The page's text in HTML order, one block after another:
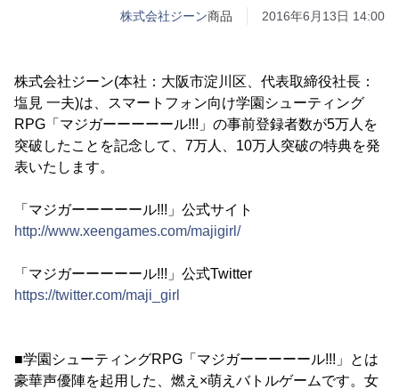
株式会社ジーン商品 2016年6月13日 14:00
株式会社ジーン(本社：大阪市淀川区、代表取締役社長：
塩見 一夫)は、スマートフォン向け学園シューティング
RPG「マジガーーーーール!!!」の事前登録者数が5万人を
突破したことを記念して、7万人、10万人突破の特典を発
表いたします。
「マジガーーーーール!!!」公式サイト
http://www.xeengames.com/majigirl/
「マジガーーーーール!!!」公式Twitter
https://twitter.com/maji_girl
■学園シューティングRPG「マジガーーーーール!!!」とは
豪華声優陣を起用した、燃え×萌えバトルゲームです。女